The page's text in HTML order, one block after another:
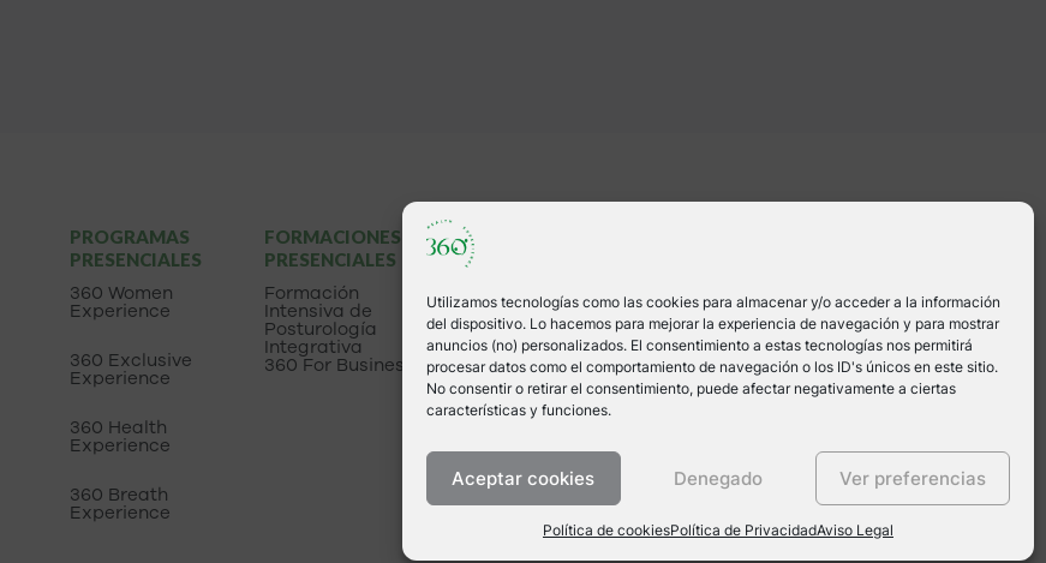
Utilizamos tecnologías como las cookies para almacenar y/o acceder a la información
del dispositivo. Lo hacemos para mejorar la experiencia de navegación y para mostrar
anuncios (no) personalizados. El consentimiento a estas tecnologías nos permitirá
procesar datos como el comportamiento de navegación o los ID's únicos en este sitio.
No consentir o retirar el consentimiento, puede afectar negativamente a ciertas
características y funciones.
Aceptar cookies Denegado Ver preferencias
Política de cookiesPolítica de PrivacidadAviso Legal
PROGRAMAS
PRESENCIALES
360 Women
Experience
360 Exclusive
Experience
360 Health
Experience
360 Breath
Experience
FORMACIONES
PRESENCIALES
Formación
Intensiva de
Posturología
Integrativa
360 For Business
LIBROS
Aprende a
cuerpo
Terapia y Gestión
Emocional
Nuestra Clínica
Política de
privacidad
Aviso Legal